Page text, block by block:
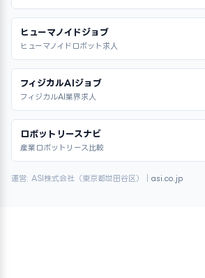
ヒューマノイドジョブ
ヒューマノイドロボット求人
フィジカルAIジョブ
フィジカルAI業界求人
ロボットリースナビ
産業ロボットリース比較
運営: ASI株式会社（東京都世田谷区）｜ asi.co.jp